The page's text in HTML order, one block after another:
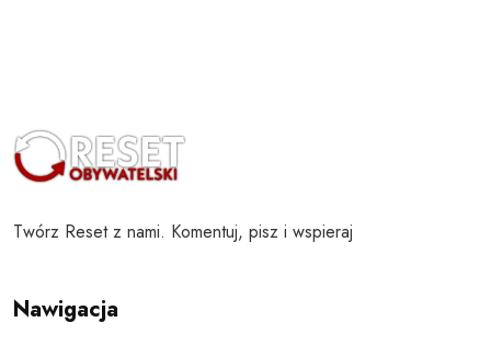
Twórz Reset z nami. Komentuj, pisz i wspieraj
Nawigacja